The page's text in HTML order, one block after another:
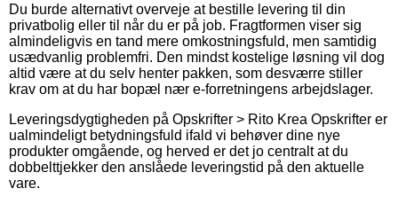
Du burde alternativt overveje at bestille levering til din
privatbolig eller til når du er på job. Fragtformen viser sig
almindeligvis en tand mere omkostningsfuld, men samtidig
usædvanlig problemfri. Den mindst kostelige løsning vil dog
altid være at du selv henter pakken, som desværre stiller
krav om at du har bopæl nær e-forretningens arbejdslager.
Leveringsdygtigheden på Opskrifter > Rito Krea Opskrifter er
ualmindeligt betydningsfuld ifald vi behøver dine nye
produkter omgående, og herved er det jo centralt at du
dobbelttjekker den anslåede leveringstid på den aktuelle
vare.